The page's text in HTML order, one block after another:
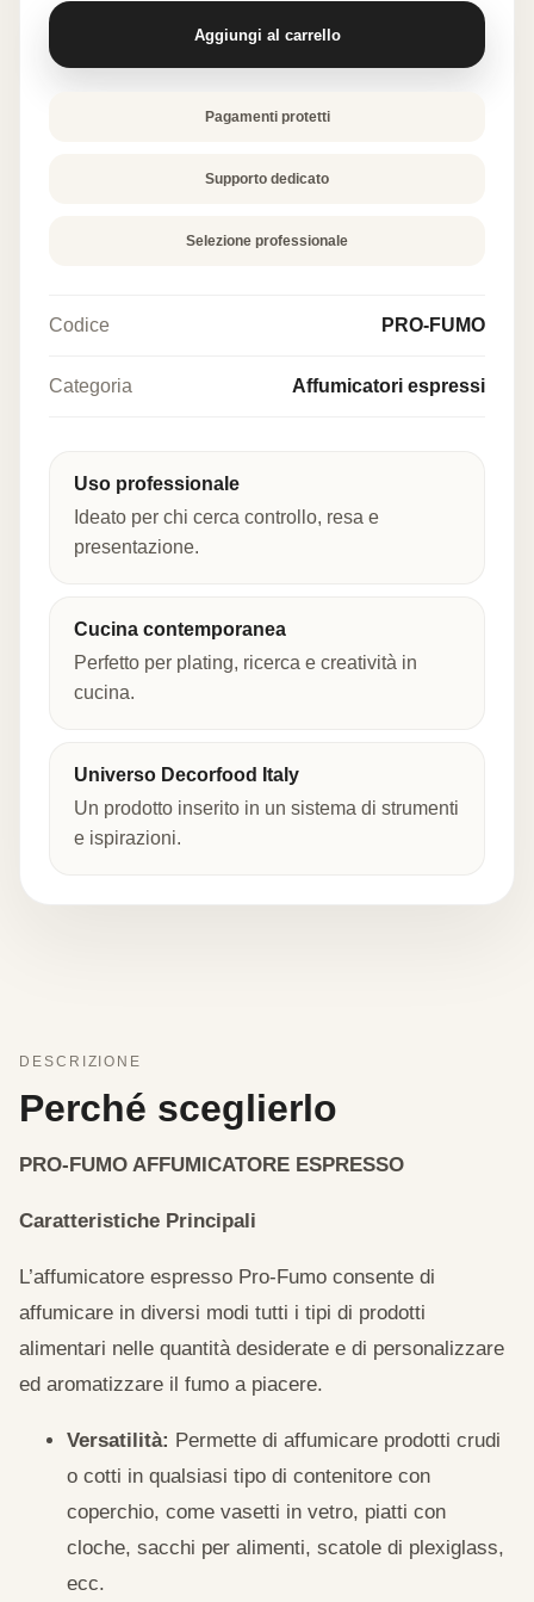
Aggiungi al carrello
Pagamenti protetti
Supporto dedicato
Selezione professionale
Codice PRO-FUMO
Categoria Affumicatori espressi
Uso professionale
Ideato per chi cerca controllo, resa e
presentazione.
Cucina contemporanea
Perfetto per plating, ricerca e creatività in
cucina.
Universo Decorfood Italy
Un prodotto inserito in un sistema di strumenti
e ispirazioni.
DESCRIZIONE
Perché sceglierlo
PRO-FUMO AFFUMICATORE ESPRESSO
Caratteristiche Principali
L’affumicatore espresso Pro-Fumo consente di
affumicare in diversi modi tutti i tipi di prodotti
alimentari nelle quantità desiderate e di personalizzare
ed aromatizzare il fumo a piacere.
Versatilità: Permette di affumicare prodotti crudi
o cotti in qualsiasi tipo di contenitore con
coperchio, come vasetti in vetro, piatti con
cloche, sacchi per alimenti, scatole di plexiglass,
ecc.